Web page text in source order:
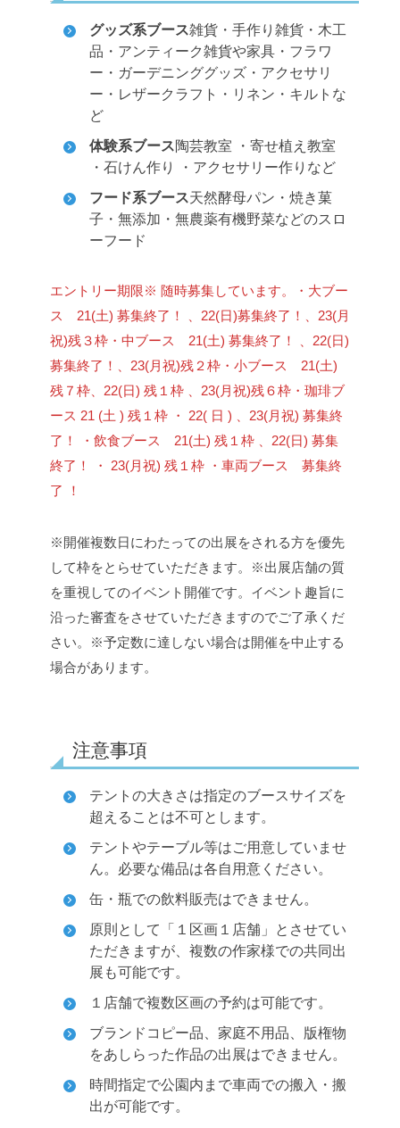
グッズ系ブース雑貨・手作り雑貨・木工
品・アンティーク雑貨や家具・フラワ
ー・ガーデニンググッズ・アクセサリ
ー・レザークラフト・リネン・キルトな
ど
体験系ブース陶芸教室 ・寄せ植え教室
・石けん作り ・アクセサリー作りなど
フード系ブース天然酵母パン・焼き菓
子・無添加・無農薬有機野菜などのスロ
ーフード
エントリー期限※ 随時募集しています。
・大ブー
ス 21(土) 募集終了！ 、22(日)募集終了！、23(月
祝)残３枠 ・中ブース 21(土) 募集終了！ 、22(日)
募集終了！、23(月祝)残２枠 ・小ブース 21(土)
残７枠、22(日) 残１枠 、23(月祝)残６枠 ・珈琲ブ
ース 21 (土 ) 残１枠 ・ 22( 日 ) 、23(月祝) 募集終
了！
・飲食ブース 21(土) 残１枠 、22(日) 募集
終了！ ・ 23(月祝) 残１枠 ・車両ブース 募集終
了 ！
※開催複数日にわたっての出展をされる方を優先
して枠をとらせていただきます。
※出展店舗の質
を重視してのイベント開催です。イベント趣旨に
沿った審査をさせていただきますのでご了承くだ
さい。
※予定数に達しない場合は開催を中止する
場合があります。
注意事項
テントの大きさは指定のブースサイズを
超えることは不可とします。
テントやテーブル等はご用意していませ
ん。必要な備品は各自用意ください。
缶・瓶での飲料販売はできません。
原則として「１区画１店舗」とさせてい
ただきますが、複数の作家様での共同出
展も可能です。
１店舗で複数区画の予約は可能です。
ブランドコピー品、家庭不用品、版権物
をあしらった作品の出展はできません。
時間指定で公園内まで車両での搬入・搬
出が可能です。